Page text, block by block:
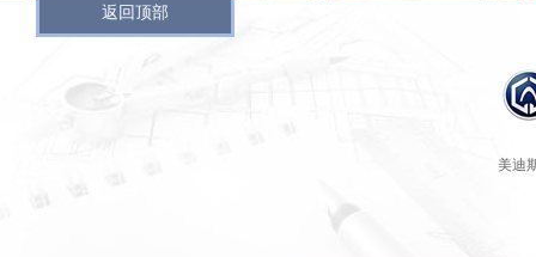
美迪
返回顶部